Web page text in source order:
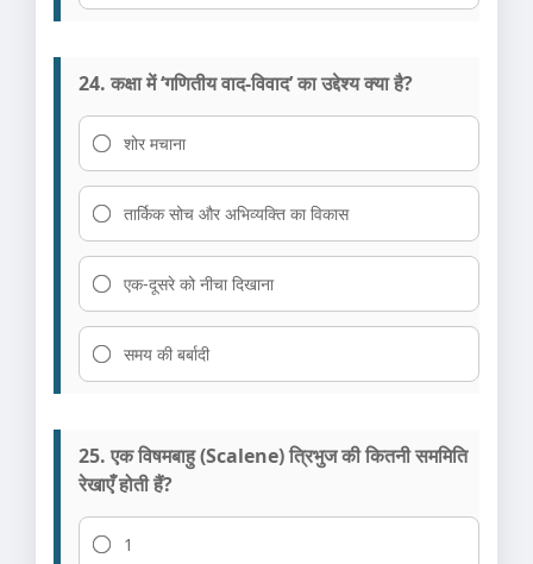
24. कक्षा में ‘गणितीय वाद-विवाद’ का उद्देश्य क्या है?
शोर मचाना
तार्किक सोच और अभिव्यक्ति का विकास
एक-दूसरे को नीचा दिखाना
समय की बर्बादी
25. एक विषमबाहु (Scalene) त्रिभुज की कितनी सममिति
रेखाएँ होती हैं?
1